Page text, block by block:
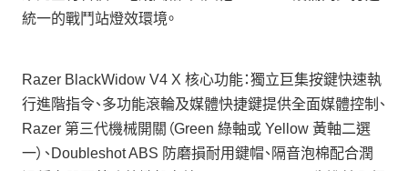
統一的戰鬥站燈效環境。
Razer BlackWidow V4 X 核心功能：獨立巨集按鍵快速執
行進階指令、多功能滾輪及媒體快捷鍵提供全面媒體控制、
Razer 第三代機械開關（Green 綠軸或 Yellow 黃軸二選
一）、Doubleshot ABS 防磨損耐用鍵帽、隔音泡棉配合潤